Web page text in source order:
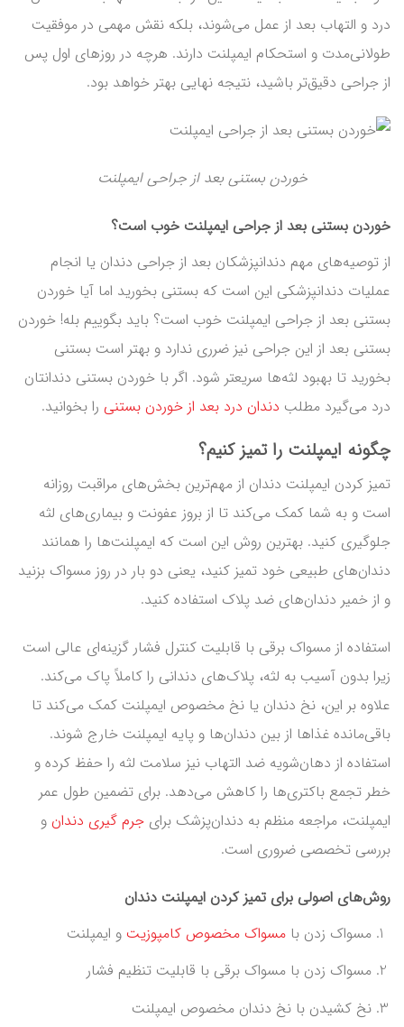
درد و التهاب بعد از عمل می‌شوند، بلکه نقش مهمی در موفقیت
طولانی‌مدت و استحکام ایمپلنت دارند. هرچه در روزهای اول پس
از جراحی دقیق‌تر باشید، نتیجه نهایی بهتر خواهد بود.
خوردن بستنی بعد از جراحی ایمپلنت
خوردن بستنی بعد از جراحی ایمپلنت خوب است؟
از توصیه‌های مهم دندانپزشکان بعد از جراحی دندان یا انجام
عملیات دندانپزشکی این است که بستنی بخورید اما آیا خوردن
بستنی بعد از جراحی ایمپلنت خوب است؟ باید بگوییم بله! خوردن
بستنی بعد از این جراحی نیز ضرری ندارد و بهتر است بستنی
بخورید تا بهبود لثه‌ها سریعتر شود. اگر با خوردن بستنی دندانتان
درد می‌گیرد مطلب دندان درد بعد از خوردن بستنی را بخوانید.
چگونه ایمپلنت را تمیز کنیم؟
تمیز کردن ایمپلنت دندان از مهم‌ترین بخش‌های مراقبت روزانه
است و به شما کمک می‌کند تا از بروز عفونت و بیماری‌های لثه
جلوگیری کنید. بهترین روش این است که ایمپلنت‌ها را همانند
دندان‌های طبیعی خود تمیز کنید، یعنی دو بار در روز مسواک بزنید
و از خمیر دندان‌های ضد پلاک استفاده کنید.
استفاده از مسواک برقی با قابلیت کنترل فشار گزینه‌ای عالی است
زیرا بدون آسیب به لثه، پلاک‌های دندانی را کاملاً پاک می‌کند.
علاوه بر این، نخ دندان یا نخ مخصوص ایمپلنت کمک می‌کند تا
باقی‌مانده غذاها از بین دندان‌ها و پایه ایمپلنت خارج شوند.
استفاده از دهان‌شویه ضد التهاب نیز سلامت لثه را حفظ کرده و
خطر تجمع باکتری‌ها را کاهش می‌دهد. برای تضمین طول عمر
ایمپلنت، مراجعه منظم به دندان‌پزشک برای جرم گیری دندان و
بررسی تخصصی ضروری است.
روش‌های اصولی برای تمیز کردن ایمپلنت دندان
مسواک زدن با مسواک مخصوص کامپوزیتو ایمپلنت
مسواک زدن با مسواک برقی با قابلیت تنظیم فشار
نخ کشیدن با نخ دندان مخصوص ایمپلنت